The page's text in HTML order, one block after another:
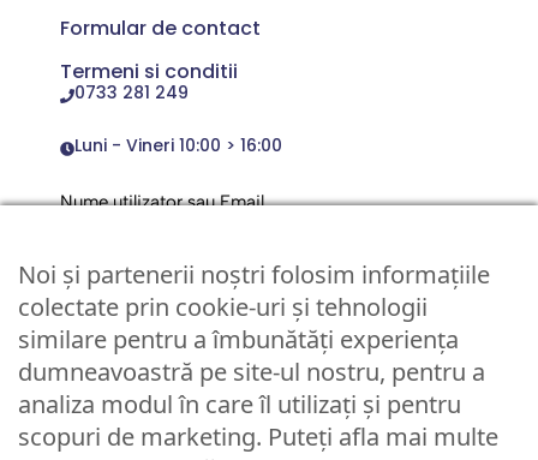
Formular de contact
Termeni si conditii
0733 281 249
Luni - Vineri 10:00 > 16:00
Nume utilizator sau Email
Parola
Remember Me
Logare
Noi și partenerii noștri folosim informațiile
colectate prin cookie-uri și tehnologii
similare pentru a îmbunătăți experiența
dumneavoastră pe site-ul nostru, pentru a
analiza modul în care îl utilizați și pentru
scopuri de marketing. Puteți afla mai multe